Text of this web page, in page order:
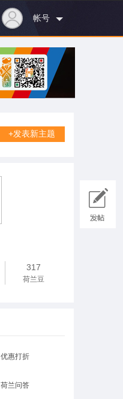
帐号
+发表新主题
317
荷兰豆
优惠打折
荷兰问答